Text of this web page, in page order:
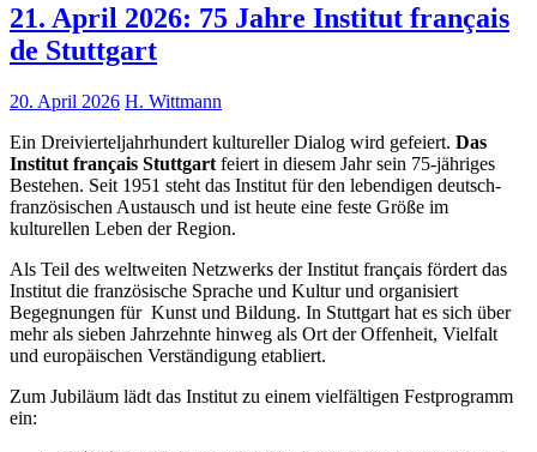
21. April 2026: 75 Jahre Institut français
de Stuttgart
20. April 2026 H. Wittmann
Ein Dreivierteljahrhundert kultureller Dialog wird gefeiert. Das
Institut français Stuttgart feiert in diesem Jahr sein 75-jähriges
Bestehen. Seit 1951 steht das Institut für den lebendigen deutsch-
französischen Austausch und ist heute eine feste Größe im
kulturellen Leben der Region.
Als Teil des weltweiten Netzwerks der Institut français fördert das
Institut die französische Sprache und Kultur und organisiert
Begegnungen für Kunst und Bildung. In Stuttgart hat es sich über
mehr als sieben Jahrzehnte hinweg als Ort der Offenheit, Vielfalt
und europäischen Verständigung etabliert.
Zum Jubiläum lädt das Institut zu einem vielfältigen Festprogramm
ein: